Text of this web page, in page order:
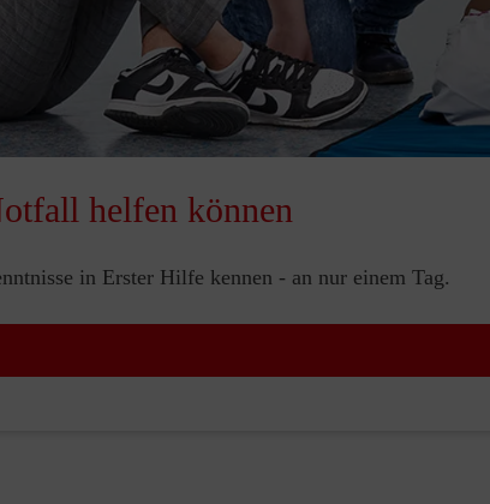
helfen können
in Erster Hilfe kennen - an nur einem Tag.